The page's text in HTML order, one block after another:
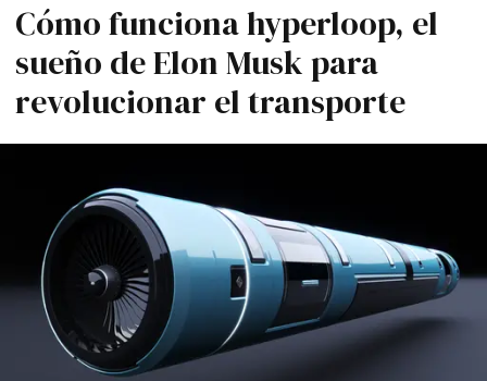
Cómo funciona hyperloop, el
sueño de Elon Musk para
revolucionar el transporte